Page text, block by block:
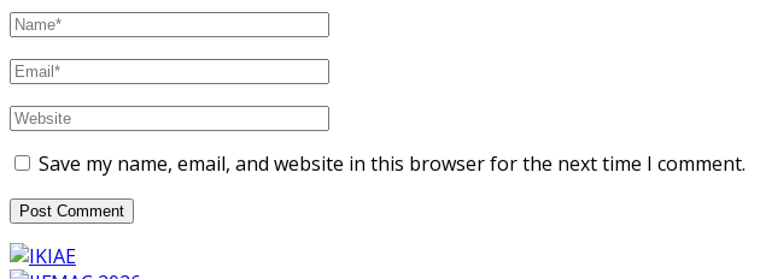
Save my name, email, and website in this browser for the next time I comment.